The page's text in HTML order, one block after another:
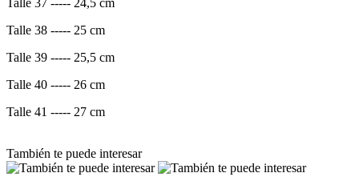
Talle 38 ----- 25 cm
Talle 39 ----- 25,5 cm
Talle 40 ----- 26 cm
Talle 41 ----- 27 cm
También te puede interesar